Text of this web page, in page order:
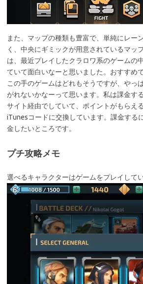
また、マップの種類も豊富で、単純にレー
く、中央にギミックが用意されているマッ
は、最近プレイしたクラロワ系のゲームの
ていて面白いなーと思いました。おすすめで
この手のゲームはどれもそうですが、やっ
がれないかなーって思います。私は課金す
サイト経由でしていて、ポイントがもらえ
iTunesコードに交換しています。課金する
金したいところです。
プチ攻略メモ
選べるキャラクターはゲームをプレイして